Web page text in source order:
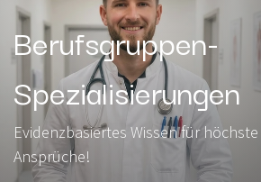
Berufsgruppen-
Spezialisierungen
Evidenzbasiertes Wissen für
Ansprüche!